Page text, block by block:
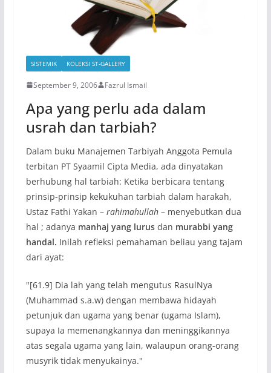
SISTEMIK KOLEKSI ST-GALLERY
September 9, 2006 Fazrul Ismail
Apa yang perlu ada dalam
usrah dan tarbiah?
Dalam buku Manajemen Tarbiyah Anggota Pemula
terbitan PT Syaamil Cipta Media, ada dinyatakan
berhubung hal tarbiah: Ketika berbicara tentang
prinsip-prinsip kekukuhan tarbiah dalam harakah,
Ustaz Fathi Yakan – rahimahullah – menyebutkan dua
hal ; adanya manhaj yang lurusdan murabbi yang
handal. Inilah refleksi pemahaman beliau yang tajam
dari ayat:
"[61.9] Dia lah yang telah mengutus RasulNya
(Muhammad s.a.w) dengan membawa hidayah
petunjuk dan ugama yang benar (ugama Islam),
supaya Ia memenangkannya dan meninggikannya
atas segala ugama yang lain, walaupun orang-orang
musyrik tidak menyukainya."